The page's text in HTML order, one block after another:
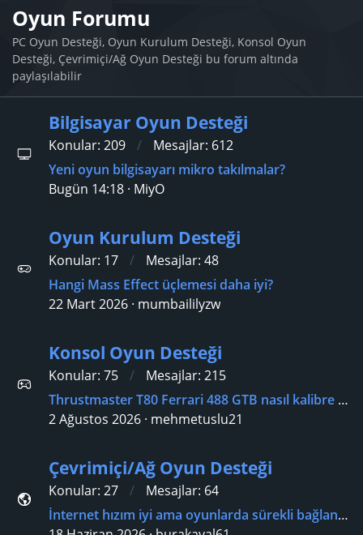
Oyun Forumu
PC Oyun Desteği, Oyun Kurulum Desteği, Konsol Oyun
Desteği, Çevrimiçi/Ağ Oyun Desteği bu forum altında
paylaşılabilir
Bilgisayar Oyun Desteği
Konular 209 Mesajlar 612
Yeni oyun bilgisayarı mikro takılmalar?
Bugün 14:18 MiyO
Oyun Kurulum Desteği
Konular 17 Mesajlar 48
Hangi Mass Effect üçlemesi daha iyi?
22 Mart 2026 mumbaililyzw
Konsol Oyun Desteği
Konular 75 Mesajlar 215
Thrustmaster T80 Ferrari 488 GTB nasıl kalibre edilir?
2 Ağustos 2026 mehmetuslu21
Çevrimiçi/Ağ Oyun Desteği
Konular 27 Mesajlar 64
İnternet hızım iyi ama oyunlarda sürekli bağlantı kopuyor?